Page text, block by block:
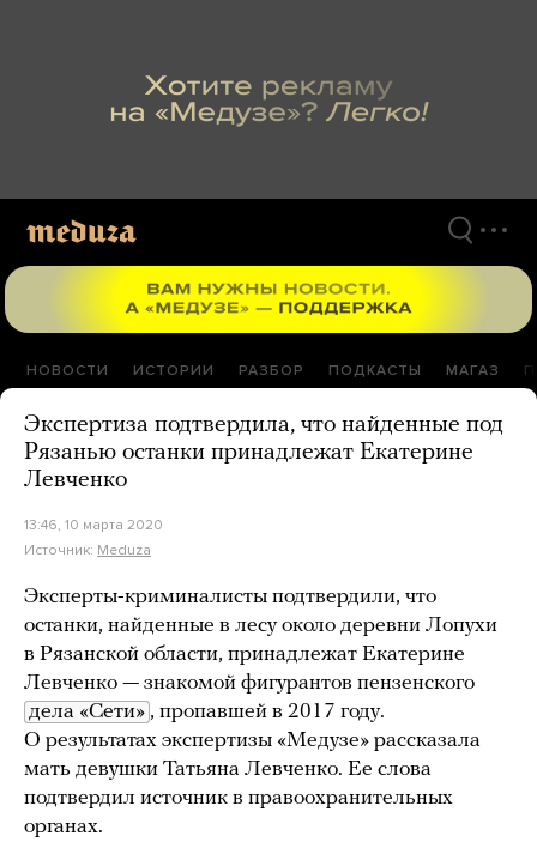
НОВОСТИ ИСТОРИИ РАЗБОР ПОДКАСТЫ МАГАЗ
Экспертиза подтвердила, что найденные под
Рязанью останки принадлежат Екатерине
Левченко
13:46, 10 марта 2020
Источник: Meduza
Эксперты-криминалисты подтвердили, что
останки, найденные в лесу около деревни Лопухи
в Рязанской области, принадлежат Екатерине
Левченко — знакомой фигурантов пензенского
дела «Сети» , пропавшей в 2017 году.
О результатах экспертизы «Медузе» рассказала
мать девушки Татьяна Левченко. Ее слова
подтвердил источник в правоохранительных
органах.